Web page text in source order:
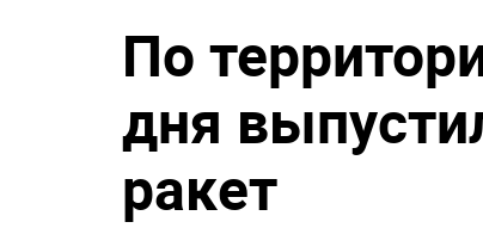
По
дня
ракет